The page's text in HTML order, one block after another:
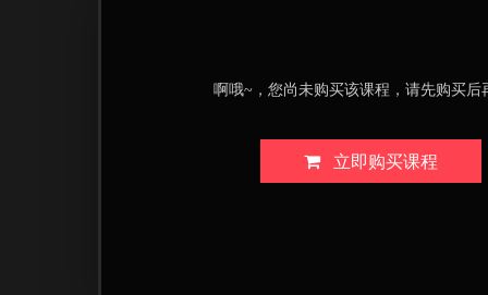
啊哦~，您尚未购买该课程，请先购买后
立即购买课程